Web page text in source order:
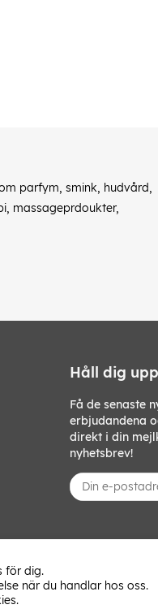
parfym, smink, hudvård,
massageprdoukter,
Håll dig
Få de senaste
erbjudandena
direkt i din
nyhetsbrev!
för dig.
när du handlar hos oss.